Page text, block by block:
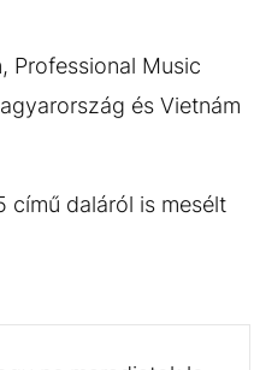
Professional Music
és Vietnám
című daláról is mesélt